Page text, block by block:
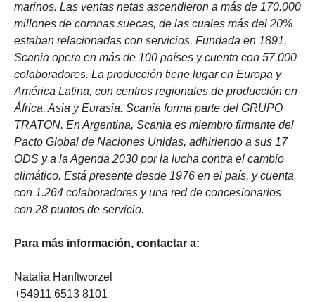
marinos. Las ventas netas ascendieron a más de 170.000
millones de coronas suecas, de las cuales más del 20%
estaban relacionadas con servicios. Fundada en 1891,
Scania opera en más de 100 países y cuenta con 57.000
colaboradores. La producción tiene lugar en Europa y
América Latina, con centros regionales de producción en
África, Asia y Eurasia. Scania forma parte del GRUPO
TRATON. En Argentina, Scania es miembro firmante del
Pacto Global de Naciones Unidas, adhiriendo a sus 17
ODS y a la Agenda 2030 por la lucha contra el cambio
climático. Está presente desde 1976 en el país, y cuenta
con 1.264 colaboradores y una red de concesionarios
con 28 puntos de servicio.
Para más información, contactar a:
Natalia Hanftworzel
+54911 6513 8101